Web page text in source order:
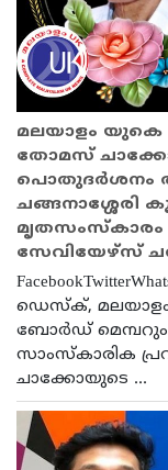
മലയാളം
തോമസ്
പൊതുദർശനം
ചങ്ങനാശ്ശേരി
മൃതസംസ്കാരം
സേവിയേഴ്സ്
ഡെസ്ക്,
ബോർഡ്
സാംസ്കാരിക
ചാക്കോയുടെ ...